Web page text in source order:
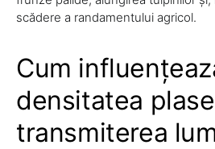
scădere a randamentului agricol.
Cum
densitatea
transmiterea